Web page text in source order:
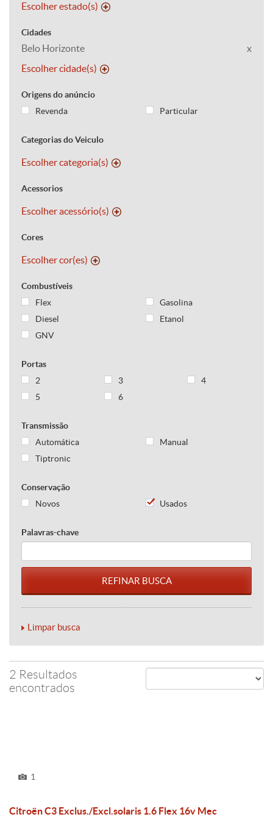
Escolher estado(s)
Cidades
Belo Horizonte
x
Escolher cidade(s)
Origens do anúncio
Revenda
Particular
Categorias do Veiculo
Escolher categoria(s)
Acessorios
Escolher acessório(s)
Cores
Escolher cor(es)
Combustíveis
Flex
Gasolina
Diesel
Etanol
GNV
Portas
2
3
4
5
6
Transmissão
Automática
Manual
Tiptronic
Conservação
Novos
Usados
Palavras-chave
Limpar busca
2 Resultados
encontrados
1
Citroën C3 Exclus./Excl.solaris 1.6 Flex 16v Mec